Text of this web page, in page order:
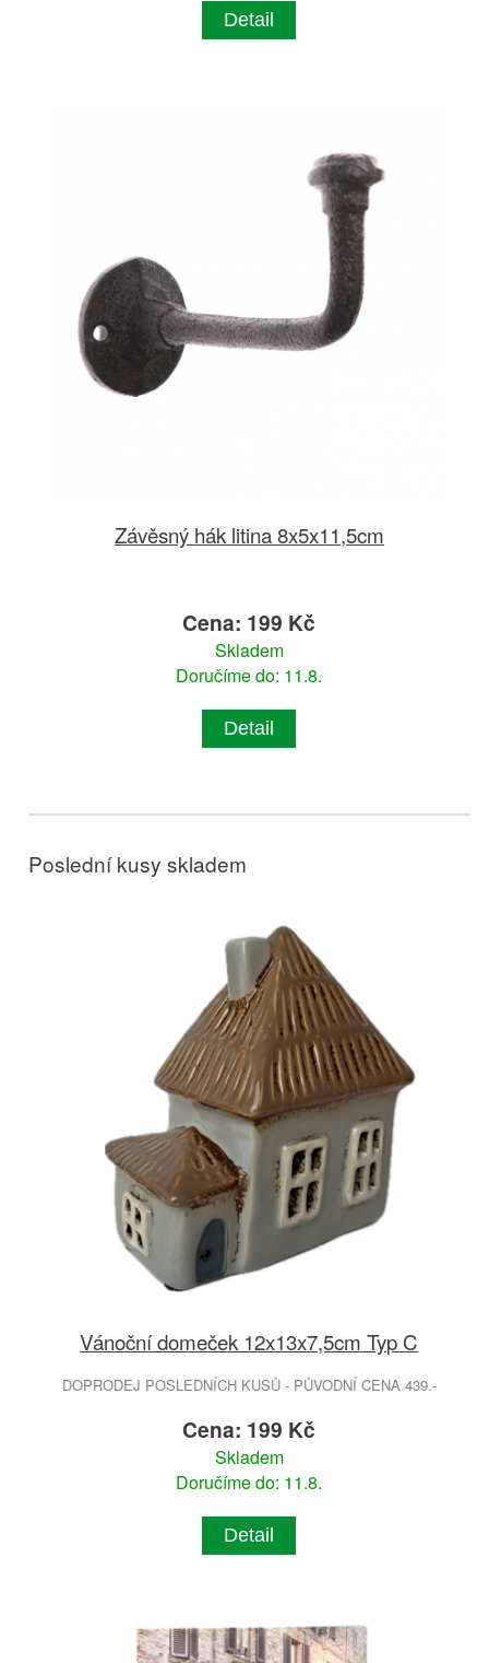
Detail
Závěsný hák litina 8x5x11,5cm
Cena: 199 Kč
Skladem
Doručíme do: 11.8.
Detail
Poslední kusy skladem
Vánoční domeček 12x13x7,5cm Typ C
DOPRODEJ POSLEDNÍCH KUSŮ - PŮVODNÍ CENA 439.-
Cena: 199 Kč
Skladem
Doručíme do: 11.8.
Detail